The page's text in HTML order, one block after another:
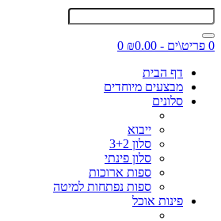
0 פריט\ים - ₪0.00
0
דף הבית
מבצעים מיוחדים
סלונים
ייבוא
סלון 3+2
סלון פינתי
ספות ארוכות
ספות נפתחות למיטה
פינות אוכל